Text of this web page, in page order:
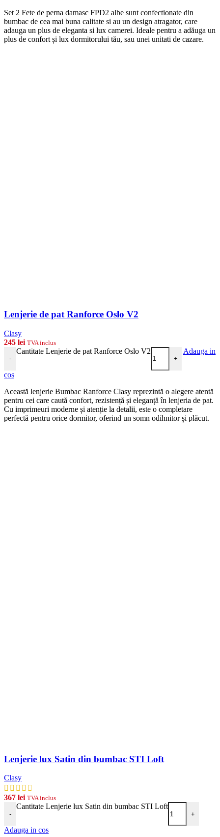
Set 2 Fete de perna damasc FPD2 albe sunt confectionate din
bumbac de cea mai buna calitate si au un design atragator, care
adauga un plus de eleganta si lux camerei. Ideale pentru a adăuga un
plus de confort și lux dormitorului tău, sau unei unitati de cazare.
Lenjerie de pat Ranforce Oslo V2
Clasy
245 lei TVA inclus
-
Cantitate Lenjerie de pat Ranforce Oslo V2
+
Adauga in
cos
Această lenjerie Bumbac Ranforce Clasy reprezintă o alegere atentă
pentru cei care caută confort, rezistență și eleganță în lenjeria de pat.
Cu imprimeuri moderne și atenție la detalii, este o completare
perfectă pentru orice dormitor, oferind un somn odihnitor și plăcut.
Lenjerie lux Satin din bumbac STI Loft
Clasy
367 lei TVA inclus
-
Cantitate Lenjerie lux Satin din bumbac STI Loft
+
Adauga in cos